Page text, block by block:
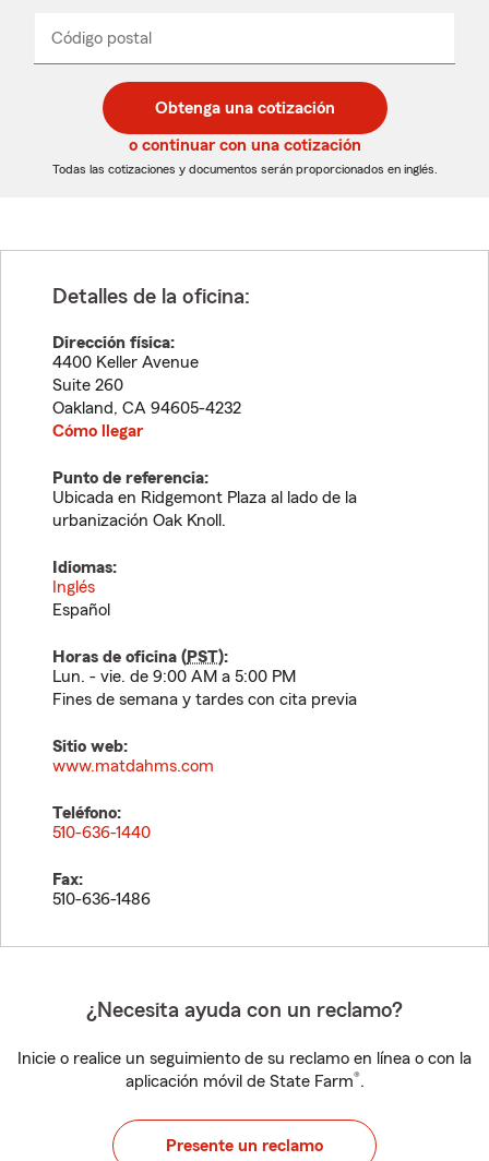
desplegable
Código postal
de
5
dígitos
de
5
dígitos
_____
Obtenga una cotización
o continuar con una cotización
Todas las cotizaciones y documentos serán proporcionados en inglés.
Detalles de la oficina:
Dirección física:
4400 Keller Avenue
Suite 260
Oakland, CA 94605-4232
Cómo llegar
Punto de referencia:
Ubicada en Ridgemont Plaza al lado de la
urbanización Oak Knoll.
Idiomas:
Inglés
Español
Horas de oficina (PST):
Lun. - vie. de 9:00 AM a 5:00 PM
Fines de semana y tardes con cita previa
Sitio web:
www.matdahms.com
Teléfono:
510-636-1440
Fax:
510-636-1486
¿Necesita ayuda con un reclamo?
Inicie o realice un seguimiento de su reclamo en línea o con la
aplicación móvil de State Farm®.
Presente un reclamo